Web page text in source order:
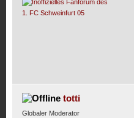
totti
Globaler Moderator